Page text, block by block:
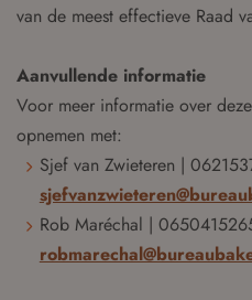
van de meest effectieve Raad
Aanvullende informatie
Voor meer informatie over
opnemen met:
Sjef van Zwieteren |
Rob Maréchal |